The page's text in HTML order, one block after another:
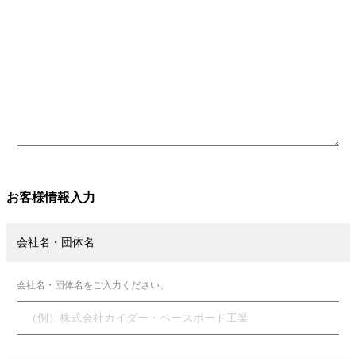
お客様情報入力
会社名・団体名
会社名・団体名をご入力ください。